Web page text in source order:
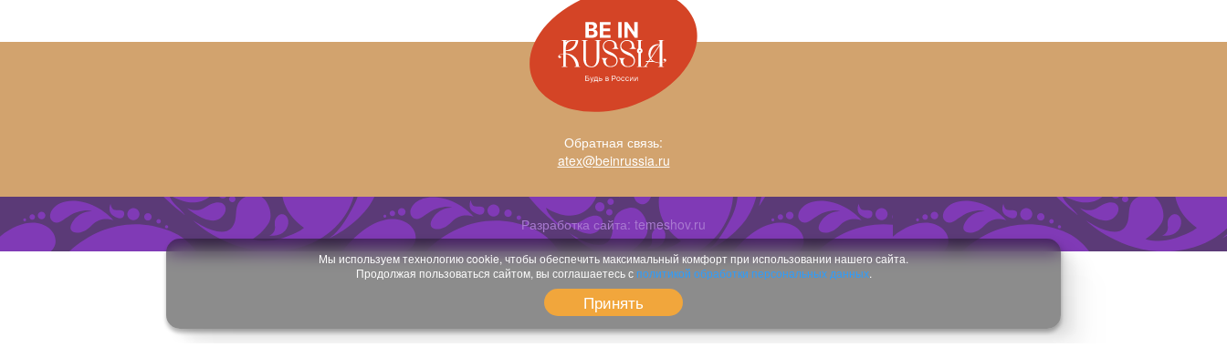
Обратная связь:
atex@beinrussia.ru
Разработка сайта: temeshov.ru
Мы используем технологию cookie, чтобы обеспечить максимальный комфорт при использовании нашего сайта.
Продолжая пользоваться сайтом, вы соглашаетесь с политикой обработки персональных данных.
Принять